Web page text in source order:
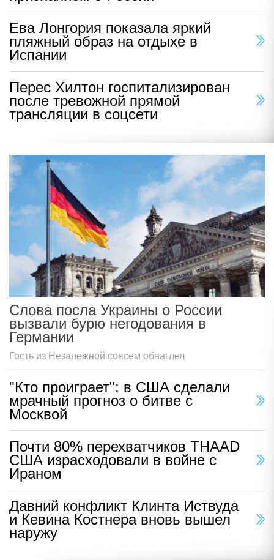
Ева Лонгория показала яркий
пляжный образ на отдыхе в
Испании
Перес Хилтон госпитализирован
после тревожной прямой
трансляции в соцсети
Слова посла Украины о России
вызвали бурю негодования в
Германии
Гость из Незалежной совсем обнаглел
"Кто проиграет": в США сделали
мрачный прогноз о битве с
Москвой
Почти 80% перехватчиков THAAD
США израсходовали в войне с
Ираном
Давний конфликт Клинта Иствуда
и Кевина Костнера вновь вышел
наружу